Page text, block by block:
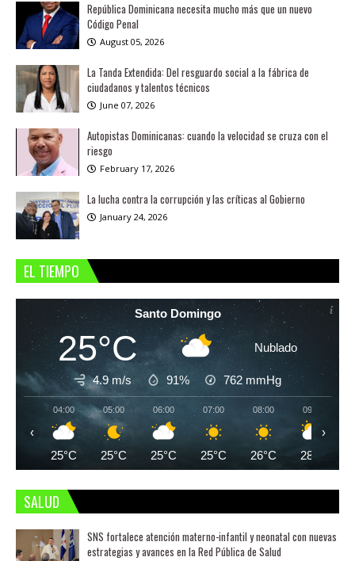
República Dominicana necesita mucho más que un nuevo
Código Penal
August 05, 2026
La Tanda Extendida: Del resguardo social a la fábrica de
ciudadanos y talentos técnicos
June 07, 2026
Autopistas Dominicanas: cuando la velocidad se cruza con el
riesgo
February 17, 2026
La lucha contra la corrupción y las críticas al Gobierno
January 24, 2026
EL TIEMPO
Santo Domingo
25°C Nublado
4.9 m/s 91% 762 mmHg
04:00
25°C
05:00
25°C
06:00
25°C
07:00
25°C
08:00
26°C
09:00
28°C
‹ ›
SALUD
SNS fortalece atención materno-infantil y neonatal con nuevas
estrategias y avances en la Red Pública de Salud